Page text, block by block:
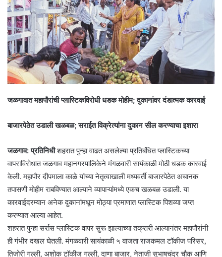
जळगावात महापौरांची प्लास्टिकविरोधी धडक मोहीम; दुकानांवर दंडात्मक कारवाई
​बाजारपेठेत उडाली खळबळ; सराईत विक्रेत्यांना दुकान सील करण्याचा इशारा
​जळगाव: प्रतिनिधीशहरात पुन्हा वाढत असलेल्या प्रतिबंधित प्लास्टिकच्या
वापराविरोधात जळगाव महानगरपालिकेने मंगळवारी सायंकाळी मोठी धडक कारवाई
केली. महापौर दीपमाला काळे यांच्या नेतृत्वाखाली मध्यवर्ती बाजारपेठेत अचानक
तपासणी मोहीम राबविण्यात आल्याने व्यापाऱ्यांमध्ये एकच खळबळ उडाली. या
कारवाईदरम्यान अनेक दुकानांमधून मोठ्या प्रमाणात प्लास्टिक पिशव्या जप्त
करण्यात आल्या आहेत.
​शहरात पुन्हा सर्रास प्लास्टिक वापर सुरू झाल्याच्या तक्रारी आल्यानंतर महापौरांनी
ही गंभीर दखल घेतली. मंगळवारी सायंकाळी ५ वाजता राजकमल टॉकीज परिसर,
तिजोरी गल्ली, अशोक टॉकीज गल्ली, दाणा बाजार, नेताजी सुभाषचंद्र चौक आणि